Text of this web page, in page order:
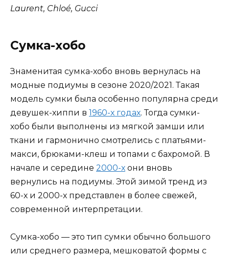
Laurent, Chloé, Gucci
Сумка-хобо
Знаменитая сумка-хобо вновь вернулась на
модные подиумы в сезоне 2020/2021. Такая
модель сумки была особенно популярна среди
девушек-хиппи в 1960-х годах. Тогда сумки-
хобо были выполнены из мягкой замши или
ткани и гармонично смотрелись с платьями-
макси, брюками-клеш и топами с бахромой. В
начале и середине 2000-х они вновь
вернулись на подиумы. Этой зимой тренд из
60-х и 2000-х представлен в более свежей,
современной интерпретации.
Сумка-хобо — это тип сумки обычно большого
или среднего размера, мешковатой формы с